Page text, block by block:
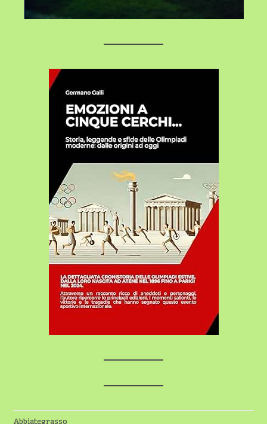
Abbiategrasso